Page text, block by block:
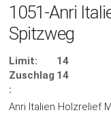
1051-Anri
Spitzweg
Limit:
14
Zuschlag
:
14
Anri Italien Holzrelief